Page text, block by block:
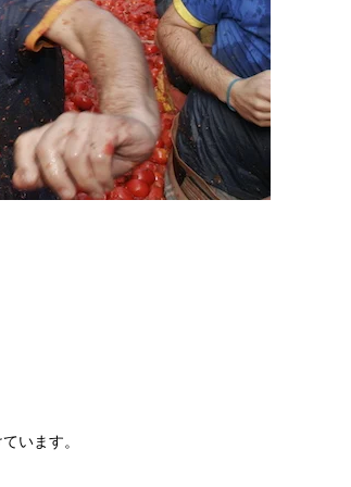
います。